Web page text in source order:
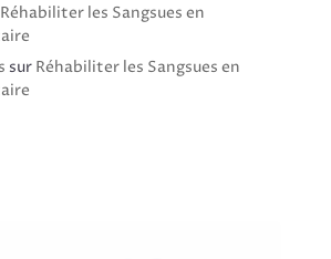
Réhabiliter les Sangsues en
sur Réhabiliter les Sangsues en